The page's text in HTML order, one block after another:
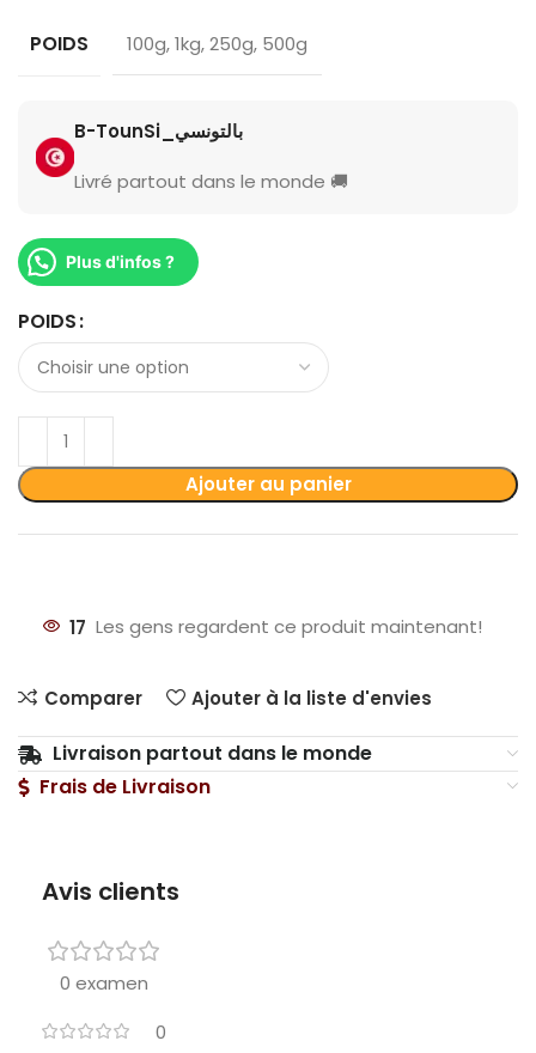
POIDS 100g, 1kg, 250g, 500g
B-TounSi_بالتونسي
Livré partout dans le monde 🚚
Plus d'infos ?
POIDS
Ajouter au panier
17 Les gens regardent ce produit maintenant!
Comparer Ajouter à la liste d'envies
Livraison partout dans le monde
Frais de Livraison
Avis clients
0 examen
0